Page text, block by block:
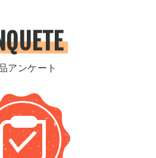
アンケート